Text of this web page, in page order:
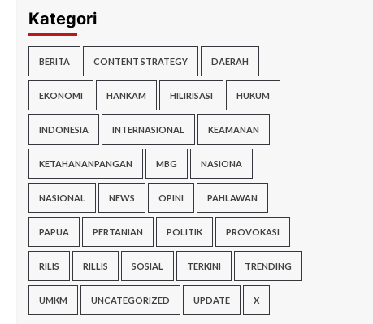
Kategori
BERITA CONTENT STRATEGY DAERAH
EKONOMI HANKAM HILIRISASI HUKUM
INDONESIA INTERNASIONAL KEAMANAN
KETAHANANPANGAN MBG NASIONA
NASIONAL NEWS OPINI PAHLAWAN
PAPUA PERTANIAN POLITIK PROVOKASI
RILIS RILLIS SOSIAL TERKINI TRENDING
UMKM UNCATEGORIZED UPDATE X